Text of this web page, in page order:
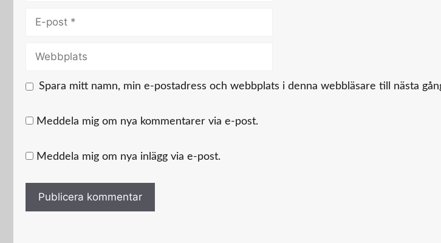
Webbplats
Spara mitt namn, min e-postadress och webbplats i denna webbläsare till nästa
Meddela mig om nya kommentarer via e-post.
Meddela mig om nya inlägg via e-post.